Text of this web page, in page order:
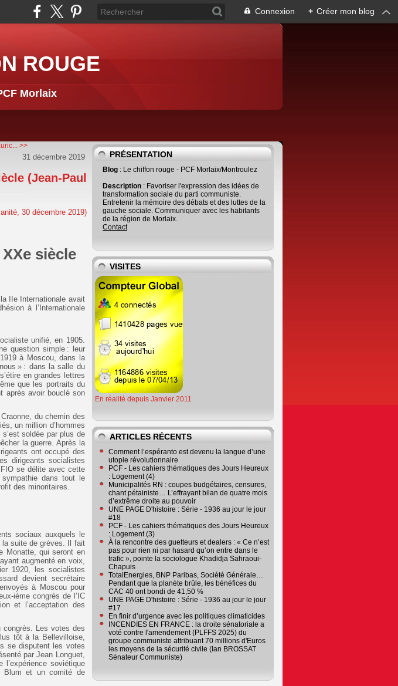
Connexion + Créer mon blog
ROUGE
Morlaix
>>
31 décembre 2019
(Jean-Paul
siècle
IIe Internationale avait
à l’Internationale
unifié, en 1905.
question simple : leur
à Moscou, dans la
» : dans la salle du
en grandes lettres
que les portraits du
après avoir bouclé son
du chemin des
un million d’hommes
soldée par plus de
la guerre. Après la
ont occupé des
dirigeants socialistes
se délite avec cette
dans tout le
des minoritaires.
sociaux auxquels le
la suite de grèves. Il fait
Monatte, qui seront en
augmenté en voix,
1920, les socialistes
devient secrétaire
à Moscou pour
ième congrès de l’IC
et l’acceptation des
congrès. Les votes des
tôt à la Bellevilloise,
se disputent les votes
par Jean Longuet,
soviétique
Blum et un comité de
PRÉSENTATION
Blog : Le chiffon rouge - PCF Morlaix/Montroulez
Description : Favoriser l'expression des idées de
transformation sociale du parti communiste.
Entretenir la mémoire des débats et des luttes de la
gauche sociale. Communiquer avec les habitants
de la région de Morlaix.
Contact
VISITES
En réalité depuis Janvier 2011
ARTICLES RÉCENTS
Comment l’espéranto est devenu la langue d’une
utopie révolutionnaire
PCF - Les cahiers thématiques des Jours Heureux
: Logement (4)
Municipalités RN : coupes budgétaires, censures,
chant pétainiste… L’effrayant bilan de quatre mois
d’extrême droite au pouvoir
UNE PAGE D'histoire : Série - 1936 au jour le jour
#18
PCF - Les cahiers thématiques des Jours Heureux
: Logement (3)
À la rencontre des guetteurs et dealers : « Ce n’est
pas pour rien ni par hasard qu’on entre dans le
trafic », pointe la sociologue Khadidja Sahraoui-
Chapuis
TotalEnergies, BNP Paribas, Société Générale…
Pendant que la planète brûle, les bénéfices du
CAC 40 ont bondi de 41,50 %
UNE PAGE D'histoire : Série - 1936 au jour le jour
#17
En finir d’urgence avec les politiques climaticides
INCENDIES EN FRANCE : la droite sénatoriale a
voté contre l'amendement (PLFFS 2025) du
groupe communiste attribuant 70 millions d'Euros
les moyens de la sécurité civile (Ian BROSSAT
Sénateur Communiste)